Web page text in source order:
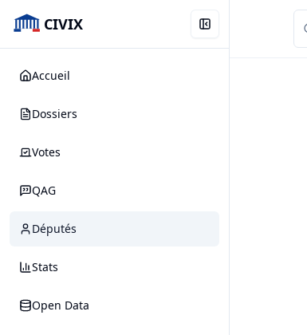
CIVIX
Accueil
Dossiers
Votes
QAG
Députés
Stats
Open Data